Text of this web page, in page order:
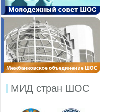
МИД стран ШОС